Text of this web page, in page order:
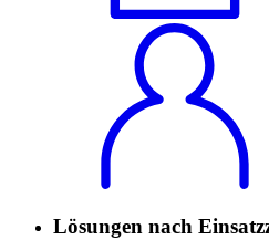
Lösungen nach